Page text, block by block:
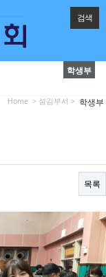
검색
학생부
> 섬김부서 >
Home
학생부
목록